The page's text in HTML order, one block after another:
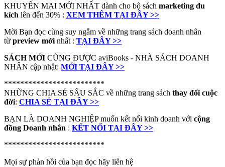
KHUYẾN MẠI MỚI NHẤT dành cho bộ sách marketing du
kích lên đến 30% : XEM THÊM TẠI ĐÂY >>
Mời Bạn đọc cùng suy ngẫm về những trang sách doanh nhân
từ preview mới nhất : TẠI ĐÂY >>
SÁCH MỚI CŨNG ĐƯỢC aviBooks - NHÀ SÁCH DOANH
NHÂN cập nhật: MỚI TẠI ĐÂY >>
*************************
NHỮNG CHIA SẺ SÂU SẮC về những trang sách thay đổi cuộc
đời: CHIA SẺ TẠI ĐÂY >>
BẠN LÀ DOANH NGHIỆP muốn kết nối kinh doanh với cộng
đồng Doanh nhân : KẾT NỐI TẠI ĐÂY >>
*************************
Mọi sự phản hồi của bạn đọc hãy liên hệ